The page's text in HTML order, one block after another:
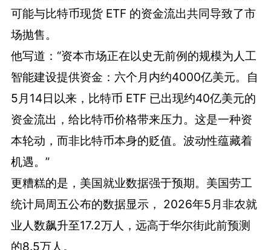
可能与比特币现货 ETF 的资金流出共同导致了市
场抛售。
他写道：“资本市场正在以史无前例的规模为人工
智能建设提供资金：六个月内约4000亿美元。自
5月14日以来，比特币 ETF 已出现约40亿美元的
资金流出，给比特币价格带来压力。这是一种资
本轮动，而非比特币本身的贬值。波动性蕴藏着
机遇。”
更糟糕的是，美国就业数据强于预期。美国劳工
统计局周五公布的数据显示， 2026年5月非农就
业人数飙升至17.2万人，远高于华尔街此前预测
的8.5万人。